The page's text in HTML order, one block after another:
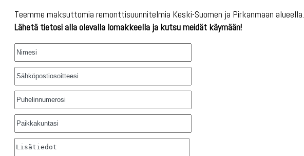
Teemme maksuttomia remonttisuunnitelmia Keski-Suomen ja Pirkanmaan alueella.
Lähetä tietosi alla olevalla lomakkeella ja kutsu meidät käymään!